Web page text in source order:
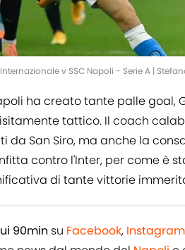
Internazionale v SSC Napoli - Serie A |
ha creato tante palle goal,
tattico. Il coach
da San Siro, ma anche la
contro l'Inter, per come è
di tante vittorie
90min su Facebook, Instagram